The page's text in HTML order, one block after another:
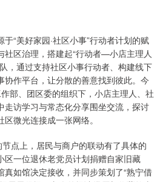
“美好家园·社区小事”行动者计划的赋
社区治理，搭建起“行动者—小店主理人
，通过支持社区小事行动者、构建线下
协作平台，让分散的善意找到彼此。今
部、团区委的组织下，小店主理人、社
走访学习与常态化分享围坐交流，探讨
微光连接成一张网络。
点上，居民与商户的联动有了具体的
区一位退休老党员计划捐赠自家旧藏
如馆决定接收，并同步策划了“熟宁借